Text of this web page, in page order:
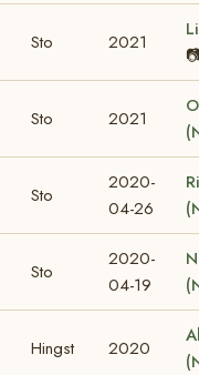
Sto 2021
Sto 2021
Sto
2020-
04-26
Sto
2020-
04-19
Hingst 2020